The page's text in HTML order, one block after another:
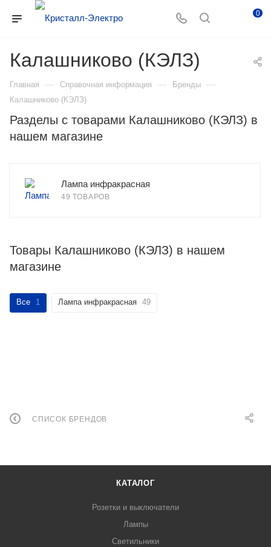
0
Калашниково (КЭЛЗ)
Главная — Справочная информация — Бренды —
Калашниково (КЭЛЗ)
Разделы с товарами Калашниково (КЭЛЗ) в
нашем магазине
Лампа инфракрасная
49 ТОВАРОВ
Товары Калашниково (КЭЛЗ) в нашем
магазине
Все 1 Лампа инфракрасная 49
СПИСОК БРЕНДОВ
КАТАЛОГ
Розетки и выключатели
Лампы
Светильники